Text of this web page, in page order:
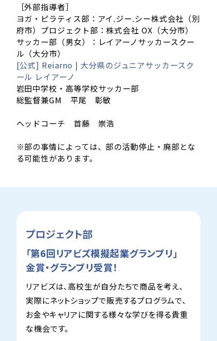
［外部指導者］
ヨガ・ピラティス部：アイ.ジー.シー株式会社（別
府市）プロジェクト部：株式会社 OX（大分市）
サッカー部（男女）：レイアーノサッカースクー
ル（大分市）
[公式] Reiarno | 大分県のジュニアサッカースク
ール レイアーノ
岩田中学校・高等学校サッカー部
総監督兼GM 平尾 彰敏
ヘッドコーチ 首藤 崇浩
※部の事情によっては、部の活動停止・廃部とな
る可能性があります。
プロジェクト部
「第6回リアビズ模擬起業グランプリ」
金賞・グランプリ受賞！
リアビズは、高校生が自分たちで商品を考え、
実際にネットショップで販売するプログラムで、
お金やキャリアに関する様々な学びを得る貴重
な機会です。